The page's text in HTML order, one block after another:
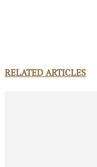
RELATED ARTICLES